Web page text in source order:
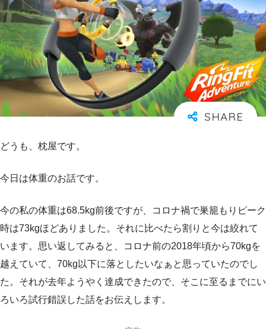
どうも、枕屋です。
今日は体重のお話です。
今の私の体重は68.5kg前後ですが、コロナ禍で巣籠もりピーク
時は73kgほどありました。それに比べたら割りと今は絞れて
います。思い返してみると、コロナ前の2018年頃から70kgを
越えていて、70kg以下に落としたいなぁと思っていたのでし
た。それが去年ようやく達成できたので、そこに至るまでにい
ろいろ試行錯誤した話をお伝えします。